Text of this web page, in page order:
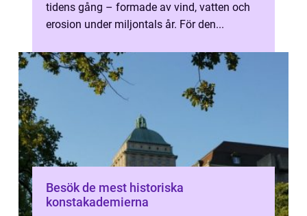
tidens gång – formade av vind, vatten och
erosion under miljontals år. För den...
Besök de mest historiska
konstakademierna